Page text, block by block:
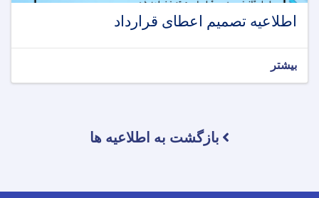
اطلاعیه تصمیم اعطای قرارداد
بیشتر
بازگشت به اطلاعیه ها